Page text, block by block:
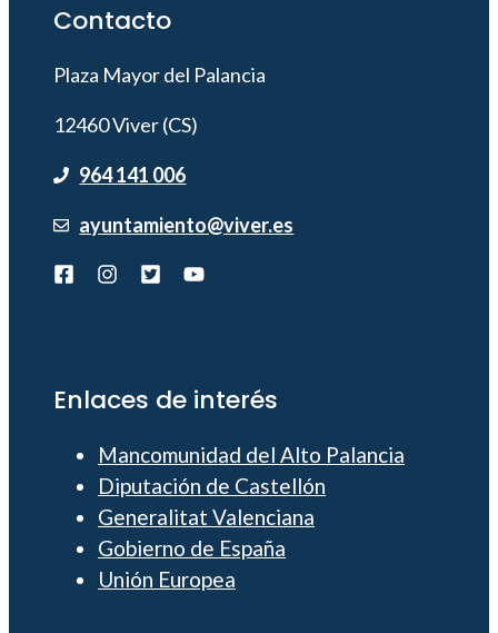
Contacto
Plaza Mayor del Palancia
12460 Viver (CS)
964 141 006
ayuntamiento@viver.es
Enlaces de interés
Mancomunidad del Alto Palancia
Diputación de Castellón
Generalitat Valenciana
Gobierno de España
Unión Europea